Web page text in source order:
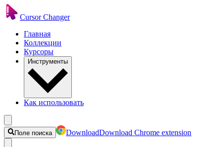
Cursor Changer
Главная
Коллекции
Курсоры
Инструменты
Как использовать
Поле поиска DownloadDownload Chrome extension